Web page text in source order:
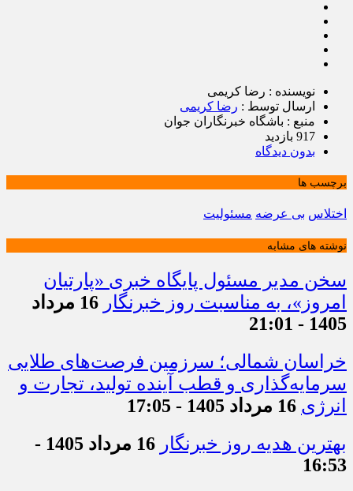
نویسنده : رضا کریمی
ارسال توسط : رضا کریمی
منبع : باشگاه خبرنگاران جوان
917 بازدید
بدون دیدگاه
برچسب ها
اختلاس بی عرضه مسئولیت
نوشته های مشابه
سخن مدیر مسئول پایگاه خبری «پارتیان
امروز»، به مناسبت روز خبرنگار
16 مرداد
1405 - 21:01
خراسان شمالی؛ سرزمین فرصت‌های طلایی
سرمایه‌گذاری و قطب آینده تولید، تجارت و
انرژی 16 مرداد 1405 - 17:05
بهترین هدیه روز خبرنگار
16 مرداد 1405 -
16:53